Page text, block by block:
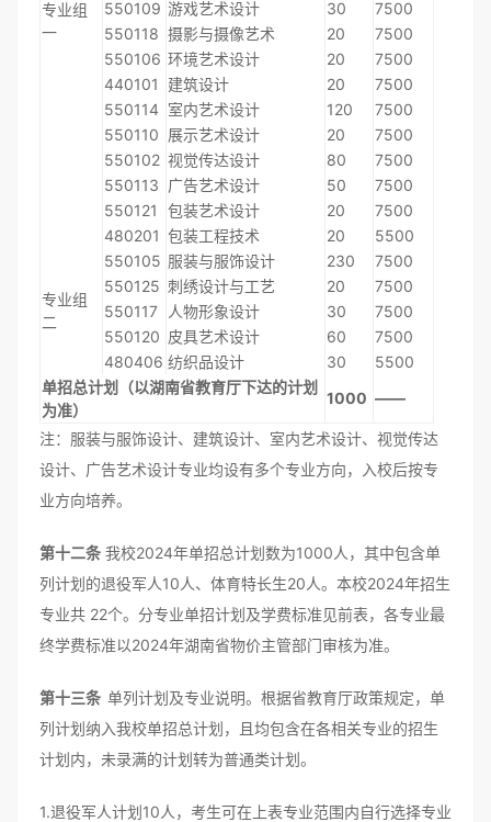
专业组
一
550109 游戏艺术设计 30
7500
550118 摄影与摄像艺术 20
7500
550106 环境艺术设计 20
7500
440101
建筑设计 20
7500
550114 室内艺术设计 120
7500
550110 展示艺术设计 20
7500
550102 视觉传达设计 80
7500
550113 广告艺术设计 50
7500
550121
包装艺术设计 20
7500
480201 包装工程技术 20 5500
专业组
二
550105 服装与服饰设计 230
7500
550125 刺绣设计与工艺 20
7500
550117
人物形象设计 30
7500
550120 皮具艺术设计 60
7500
480406 纺织品设计 30
5500
单招总计划（以湖南省教育厅下达的计划
为准）
1000 ——
注：服装与服饰设计、建筑设计、室内艺术设计、视觉传达
设计、广告艺术设计专业均设有多个专业方向，入校后按专
业方向培养。
第十二条 我校2024年单招总计划数为1000人，其中包含单
列计划的退役军人10人、体育特长生20人。本校2024年招生
专业共 22个。分专业单招计划及学费标准见前表，各专业最
终学费标准以2024年湖南省物价主管部门审核为准。
第十三条 单列计划及专业说明。根据省教育厅政策规定，单
列计划纳入我校单招总计划，且均包含在各相关专业的招生
计划内，未录满的计划转为普通类计划。
1.退役军人计划10人，考生可在上表专业范围内自行选择专业